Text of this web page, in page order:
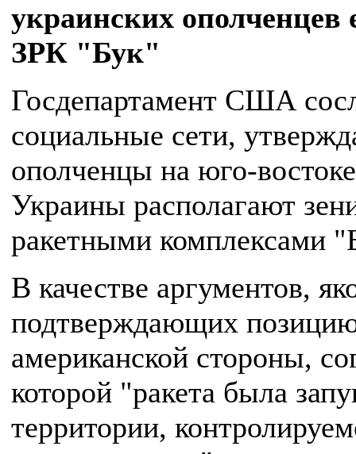
украинских ополченцев
ЗРК "Бук"
Госдепартамент США
социальные сети,
ополченцы на юго-востоке
Украины располагают
ракетными комплексами
В качестве аргументов,
подтверждающих
американской стороны,
которой "ракета была
территории,